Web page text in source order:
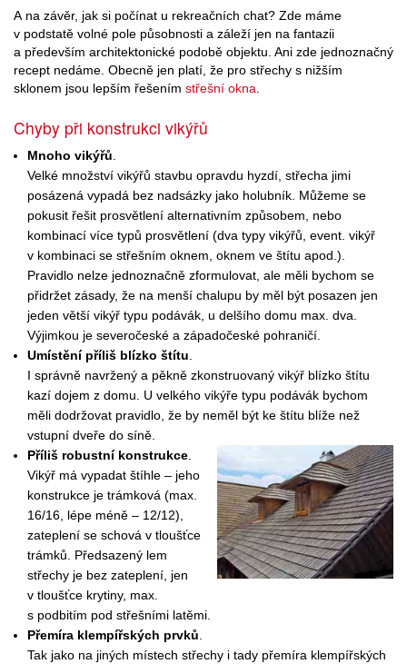
A na závěr, jak si počínat u rekreačních chat? Zde máme
v podstatě volné pole působnosti a záleží jen na fantazii
a především architektonické podobě objektu. Ani zde jednoznačný
recept nedáme. Obecně jen platí, že pro střechy s nižším
sklonem jsou lepším řešením střešní okna
Chyby při konstrukci vikýřů
Mnoho vikýřů.
Velké množství vikýřů stavbu opravdu hyzdí, střecha jimi
posázená vypadá bez nadsázky jako holubník. Můžeme se
pokusit řešit prosvětlení alternativním způsobem, nebo
kombinací více typů prosvětlení (dva typy vikýřů, event. vikýř
v kombinaci se střešním oknem, oknem ve štítu apod.).
Pravidlo nelze jednoznačně zformulovat, ale měli bychom se
přidržet zásady, že na menší chalupu by měl být posazen jen
jeden větší vikýř typu podávák, u delšího domu max. dva.
Výjimkou je severočeské a západočeské pohraničí.
Umístění příliš blízko štítu.
I správně navržený a pěkně zkonstruovaný vikýř blízko štítu
kazí dojem z domu. U velkého vikýře typu podávák bychom
měli dodržovat pravidlo, že by neměl být ke štítu blíže než
vstupní dveře do síně.
Příliš robustní konstrukce.
Vikýř má vypadat štíhle – jeho
konstrukce je trámková (max.
16/16, lépe méně – 12/12),
zateplení se schová v tloušťce
trámků. Předsazený lem
střechy je bez zateplení, jen
v tloušťce krytiny, max.
s podbitím pod střešními latěmi.
Přemíra klempířských prvků.
Tak jako na jiných místech střechy i tady přemíra klempířských